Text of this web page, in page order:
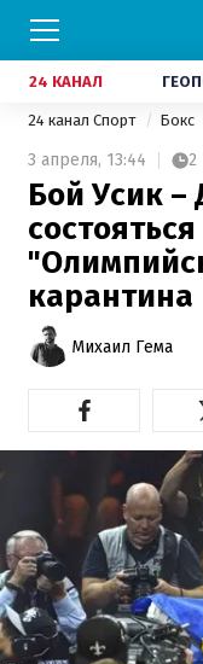
24 КАНАЛ
24 канал Спорт Бокс
3 апреля, 13:44 2
Бой Усик
карантина
Михаил Гема